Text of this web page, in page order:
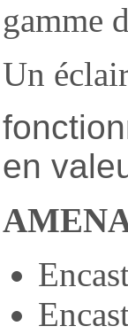
gamme
Un
en